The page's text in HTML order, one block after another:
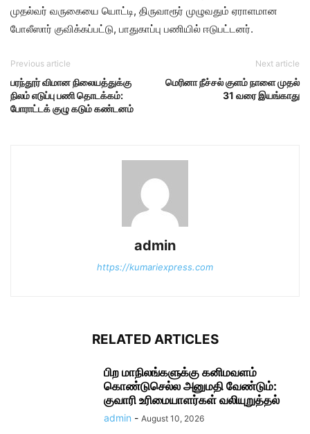
முதல்வர் வருகையை யொட்டி, திருவாரூர் முழுவதும் ஏராளமான
போலீஸார் குவிக்கப்பட்டு, பாதுகாப்பு பணியில் ஈடுபட்டனர்.
Previous article
பரந்தூர் விமான நிலையத்துக்கு
நிலம் எடுப்பு பணி தொடக்கம்:
போராட்டக் குழு கடும் கண்டனம்
Next article
மெரினா நீச்சல் குளம் நாளை முதல்
31 வரை இயங்காது
admin
https://kumariexpress.com
RELATED ARTICLES
பிற மாநிலங்களுக்கு கனிமவளம்
கொண்டுசெல்ல அனுமதி வேண்டும்:
குவாரி உரிமையாளர்கள் வலியுறுத்தல்
admin - August 10, 2026